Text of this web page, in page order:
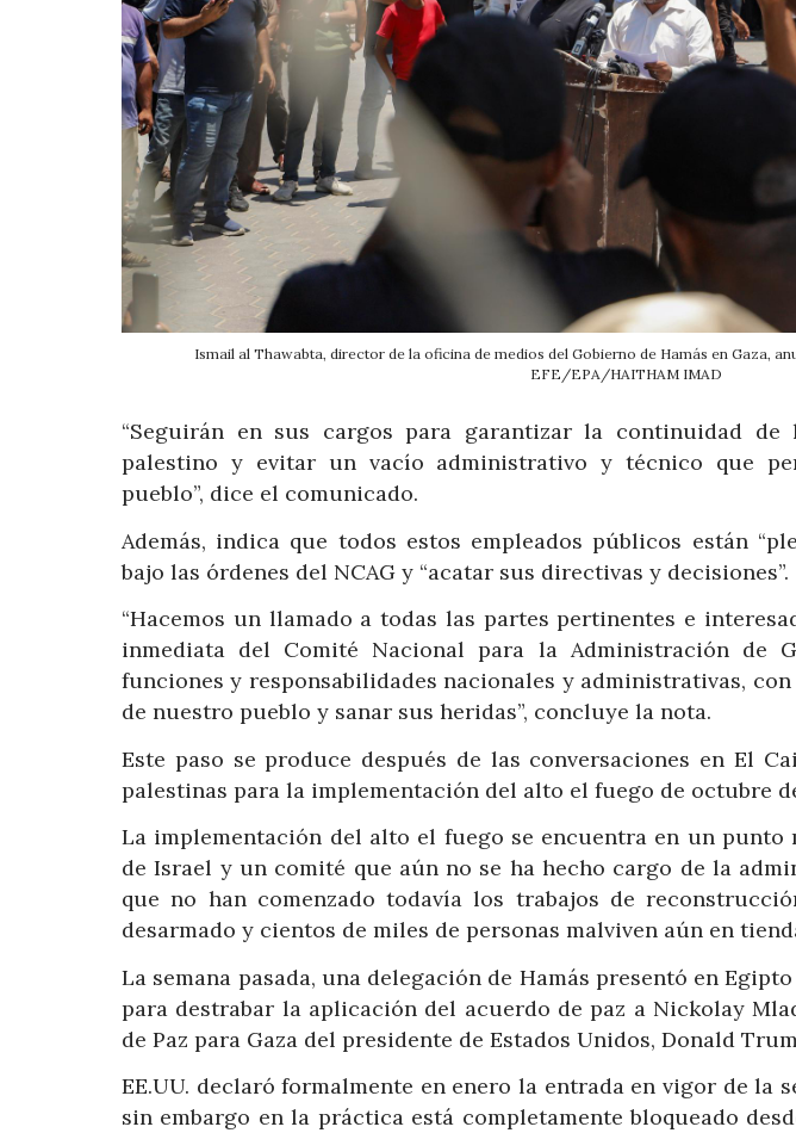
Ismail al Thawabta, director de la oficina de medios del Gobierno de Hamás en Gaza,
EFE/EPA/HAITHAM IMAD
“Seguirán en sus cargos para garantizar la continuidad
palestino y evitar un vacío administrativo y técnico que
pueblo”, dice el comunicado.
Además, indica que todos estos empleados públicos están
bajo las órdenes del NCAG y “acatar sus directivas y decisiones”.
“Hacemos un llamado a todas las partes pertinentes e
inmediata del Comité Nacional para la Administración de
funciones y responsabilidades nacionales y administrativas,
de nuestro pueblo y sanar sus heridas”, concluye la nota.
Este paso se produce después de las conversaciones en El
palestinas para la implementación del alto el fuego de octubre
La implementación del alto el fuego se encuentra en un punto
de Israel y un comité que aún no se ha hecho cargo de la
que no han comenzado todavía los trabajos de
desarmado y cientos de miles de personas malviven aún en
La semana pasada, una delegación de Hamás presentó en
para destrabar la aplicación del acuerdo de paz a Nickolay
de Paz para Gaza del presidente de Estados Unidos, Donald
EE.UU. declaró formalmente en enero la entrada en vigor de la
sin embargo en la práctica está completamente bloqueado